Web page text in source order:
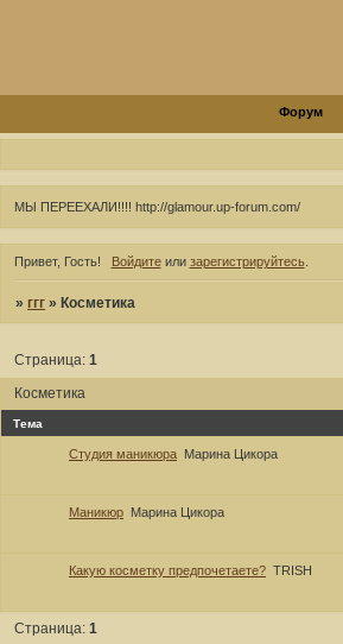
Форум
МЫ ПЕРЕЕХАЛИ!!!! http://glamour.up-forum.com/
Привет, Гость! Войдитеили зарегистрируйтесь.
» ггг »Косметика
Косметика
Страница:1
Тема
Студия маникюра Марина Цикора
Маникюр Марина Цикора
Какую косметку предпочетаете? TRISH
Страница:1